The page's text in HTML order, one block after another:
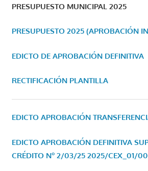
PRESUPUESTO MUNICIPAL 2025
PRESUPUESTO 2025 (APROBACIÓN
EDICTO DE APROBACIÓN DEFINITIVA
RECTIFICACIÓN PLANTILLA
EDICTO APROBACIÓN
EDICTO APROBACIÓN DEFINITIVA
CRÉDITO Nº 2/03/25 2025/CEX_01/